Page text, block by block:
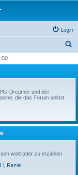
Login
r
Dreamer und der
die das Forum selbst
wollt oder zu erzählen
Raziel